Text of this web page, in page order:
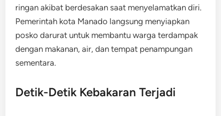
ringan akibat berdesakan saat menyelamatkan diri.
Pemerintah kota Manado langsung menyiapkan
posko darurat untuk membantu warga terdampak
dengan makanan, air, dan tempat penampungan
sementara.
Detik-Detik Kebakaran Terjadi